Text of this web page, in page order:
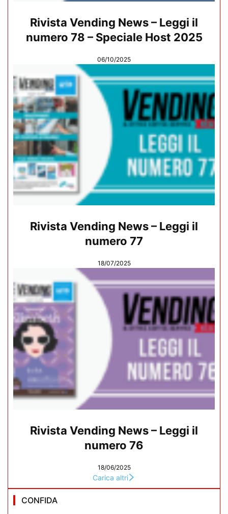
Rivista Vending News – Leggi il
numero 78 – Speciale Host 2025
06/10/2025
Rivista Vending News – Leggi il
numero 77
18/07/2025
Rivista Vending News – Leggi il
numero 76
18/06/2025
Carica altri
CONFIDA